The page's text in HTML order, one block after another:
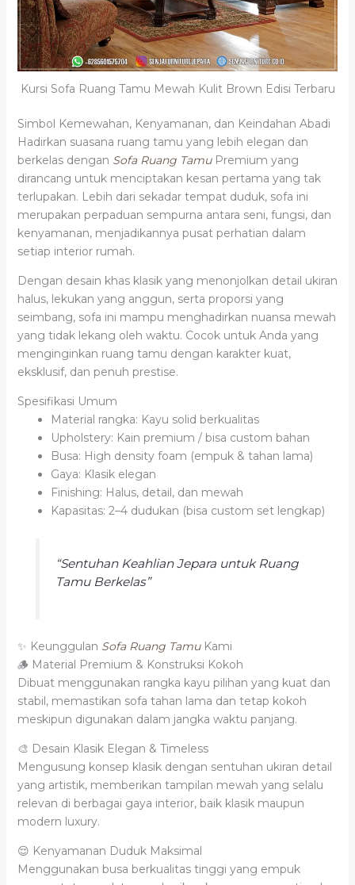
Kursi Sofa Ruang Tamu Mewah Kulit Brown Edisi Terbaru
Simbol Kemewahan, Kenyamanan, dan Keindahan Abadi
Hadirkan suasana ruang tamu yang lebih elegan dan
berkelas dengan Sofa Ruang Tamu Premium yang
dirancang untuk menciptakan kesan pertama yang tak
terlupakan. Lebih dari sekadar tempat duduk, sofa ini
merupakan perpaduan sempurna antara seni, fungsi, dan
kenyamanan, menjadikannya pusat perhatian dalam
setiap interior rumah.
Dengan desain khas klasik yang menonjolkan detail ukiran
halus, lekukan yang anggun, serta proporsi yang
seimbang, sofa ini mampu menghadirkan nuansa mewah
yang tidak lekang oleh waktu. Cocok untuk Anda yang
menginginkan ruang tamu dengan karakter kuat,
eksklusif, dan penuh prestise.
Spesifikasi Umum
Material rangka: Kayu solid berkualitas
Upholstery: Kain premium / bisa custom bahan
Busa: High density foam (empuk & tahan lama)
Gaya: Klasik elegan
Finishing: Halus, detail, dan mewah
Kapasitas: 2–4 dudukan (bisa custom set lengkap)
“Sentuhan Keahlian Jepara untuk Ruang
Tamu Berkelas”
✨ Keunggulan Sofa Ruang TamuKami
🪵 Material Premium & Konstruksi Kokoh
Dibuat menggunakan rangka kayu pilihan yang kuat dan
stabil, memastikan sofa tahan lama dan tetap kokoh
meskipun digunakan dalam jangka waktu panjang.
🎨 Desain Klasik Elegan & Timeless
Mengusung konsep klasik dengan sentuhan ukiran detail
yang artistik, memberikan tampilan mewah yang selalu
relevan di berbagai gaya interior, baik klasik maupun
modern luxury.
😌 Kenyamanan Duduk Maksimal
Menggunakan busa berkualitas tinggi yang empuk